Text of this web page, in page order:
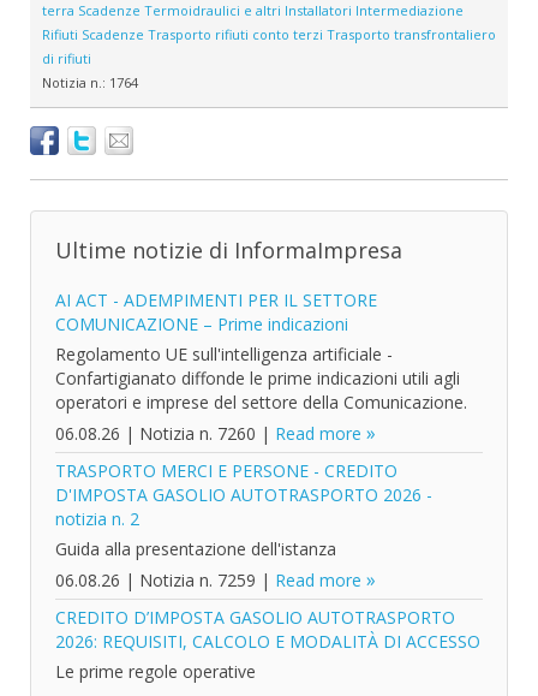
terra Scadenze Termoidraulici e altri Installatori Intermediazione
Rifiuti Scadenze Trasporto rifiuti conto terzi Trasporto transfrontaliero
di rifiuti
Notizia n.: 1764
Ultime notizie di InformaImpresa
AI ACT - ADEMPIMENTI PER IL SETTORE
COMUNICAZIONE – Prime indicazioni
Regolamento UE sull'intelligenza artificiale -
Confartigianato diffonde le prime indicazioni utili agli
operatori e imprese del settore della Comunicazione.
06.08.26 | Notizia n. 7260 | Read more
TRASPORTO MERCI E PERSONE - CREDITO
D'IMPOSTA GASOLIO AUTOTRASPORTO 2026 -
notizia n. 2
Guida alla presentazione dell'istanza
06.08.26 | Notizia n. 7259 | Read more
CREDITO D’IMPOSTA GASOLIO AUTOTRASPORTO
2026: REQUISITI, CALCOLO E MODALITÀ DI ACCESSO
Le prime regole operative